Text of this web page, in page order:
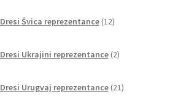
Dresi Švica reprezentance 12izdelkov
Dresi Ukrajini reprezentance 2izdelka
Dresi Urugvaj reprezentance 21izdelkov